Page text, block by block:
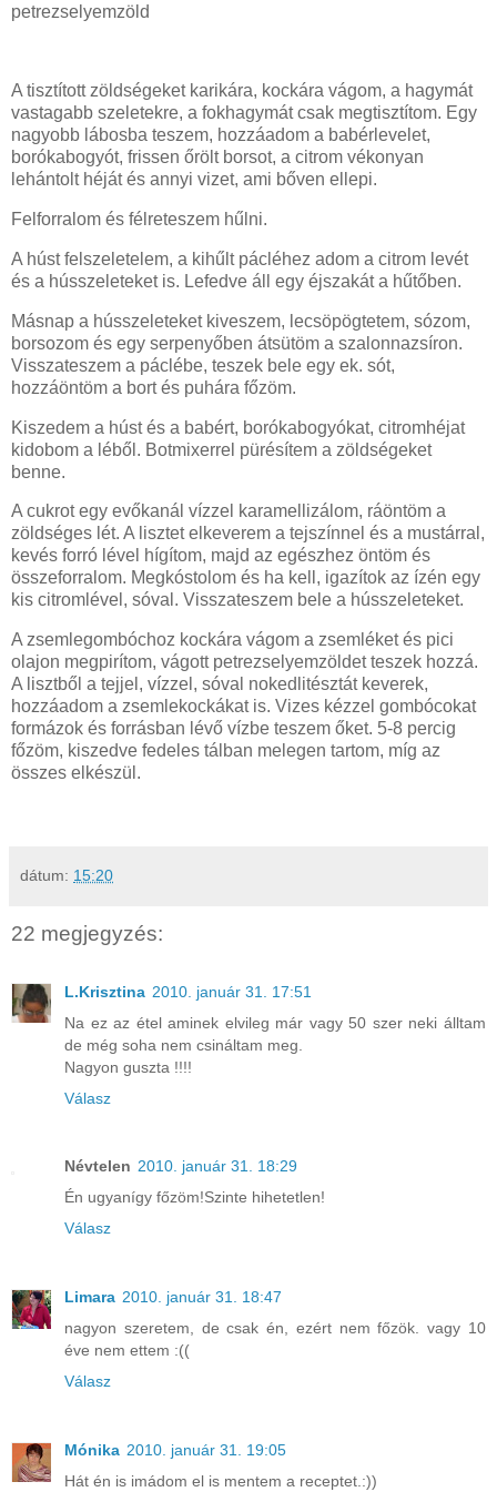
petrezselyemzöld
A tisztított zöldségeket karikára, kockára vágom, a hagymát
vastagabb szeletekre, a fokhagymát csak megtisztítom. Egy
nagyobb lábosba teszem, hozzáadom a babérlevelet,
borókabogyót, frissen őrölt borsot, a citrom vékonyan
lehántolt héját és annyi vizet, ami bőven ellepi.
Felforralom és félreteszem hűlni.
A húst felszeletelem, a kihűlt pácléhez adom a citrom levét
és a hússzeleteket is. Lefedve áll egy éjszakát a hűtőben.
Másnap a hússzeleteket kiveszem, lecsöpögtetem, sózom,
borsozom és egy serpenyőben átsütöm a szalonnazsíron.
Visszateszem a páclébe, teszek bele egy ek. sót,
hozzáöntöm a bort és puhára főzöm.
Kiszedem a húst és a babért, borókabogyókat, citromhéjat
kidobom a léből. Botmixerrel pürésítem a zöldségeket
benne.
A cukrot egy evőkanál vízzel karamellizálom, ráöntöm a
zöldséges lét. A lisztet elkeverem a tejszínnel és a mustárral,
kevés forró lével hígítom, majd az egészhez öntöm és
összeforralom. Megkóstolom és ha kell, igazítok az ízén egy
kis citromlével, sóval. Visszateszem bele a hússzeleteket.
A zsemlegombóchoz kockára vágom a zsemléket és pici
olajon megpirítom, vágott petrezselyemzöldet teszek hozzá.
A lisztből a tejjel, vízzel, sóval nokedlitésztát keverek,
hozzáadom a zsemlekockákat is. Vizes kézzel gombócokat
formázok és forrásban lévő vízbe teszem őket. 5-8 percig
főzöm, kiszedve fedeles tálban melegen tartom, míg az
összes elkészül.
dátum: 15:20
22 megjegyzés:
L.Krisztina 2010. január 31. 17:51
Na ez az étel aminek elvileg már vagy 50 szer neki álltam
de még soha nem csináltam meg.
Nagyon guszta !!!!
Válasz
Névtelen 2010. január 31. 18:29
Én ugyanígy főzöm!Szinte hihetetlen!
Válasz
Limara 2010. január 31. 18:47
nagyon szeretem, de csak én, ezért nem főzök. vagy 10
éve nem ettem :((
Válasz
Mónika 2010. január 31. 19:05
Hát én is imádom el is mentem a receptet.:))